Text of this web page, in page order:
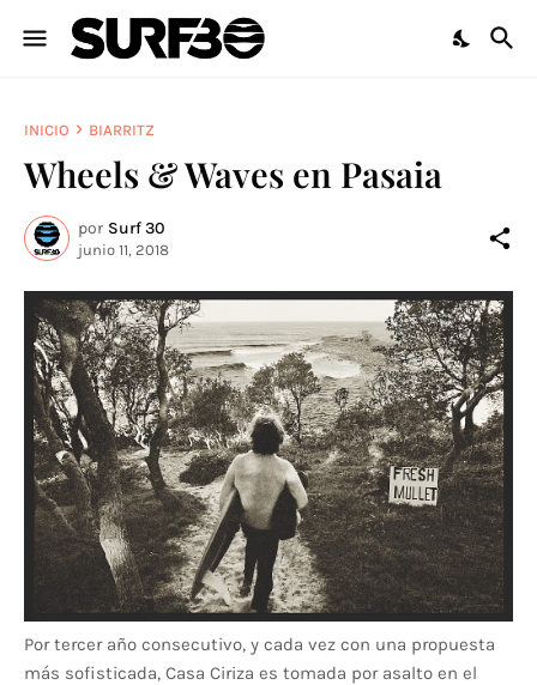
INICIO BIARRITZ
Wheels & Waves en Pasaia
por Surf 30
junio 11, 2018
Por tercer año consecutivo, y cada vez con una propuesta
más sofisticada, Casa Ciriza es tomada por asalto en el